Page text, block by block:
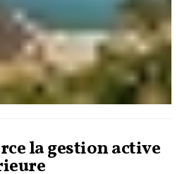
de l’Économie et des finances
exécutées sur les CAS,
suivi des ministères
de DH) et de l’Agriculture (7,3
ont servi au financement de
territorial (43,14 milliards
humain et social (30,02 milliards)
et financière (13,12 milliards).
la gestion active